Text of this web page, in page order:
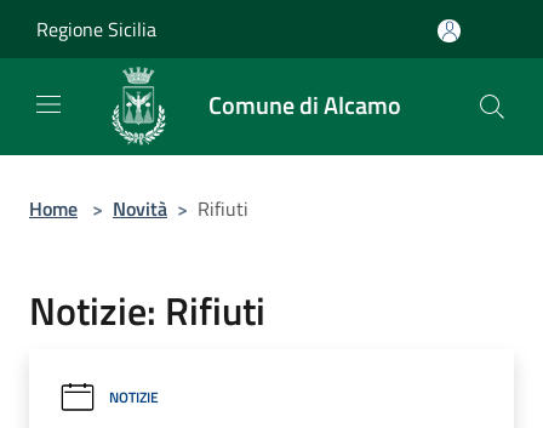
Regione Sicilia
Comune di Alcamo
Home > Novità > Rifiuti
Notizie: Rifiuti
NOTIZIE